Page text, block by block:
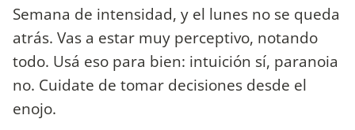
Semana de intensidad, y el lunes no se queda
atrás. Vas a estar muy perceptivo, notando
todo. Usá eso para bien: intuición sí, paranoia
no. Cuidate de tomar decisiones desde el
enojo.